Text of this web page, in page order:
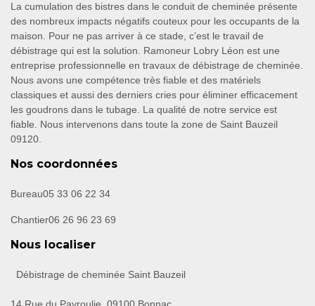
La cumulation des bistres dans le conduit de cheminée présente
des nombreux impacts négatifs couteux pour les occupants de la
maison. Pour ne pas arriver à ce stade, c’est le travail de
débistrage qui est la solution. Ramoneur Lobry Léon est une
entreprise professionnelle en travaux de débistrage de cheminée.
Nous avons une compétence très fiable et des matériels
classiques et aussi des derniers cries pour éliminer efficacement
les goudrons dans le tubage. La qualité de notre service est
fiable. Nous intervenons dans toute la zone de Saint Bauzeil
09120.
Nos coordonnées
Bureau05 33 06 22 34
Chantier06 26 96 23 69
Nous localiser
Débistrage de cheminée Saint Bauzeil